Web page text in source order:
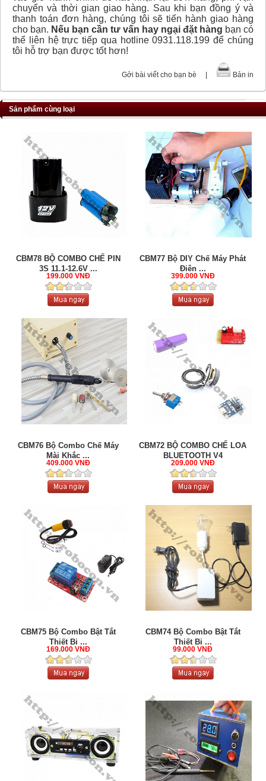
chuyển và thời gian giao hàng. Sau khi bạn đồng ý và
thanh toán đơn hàng, chúng tôi sẽ tiến hành giao hàng
cho bạn. Nếu bạn cần tư vấn hay ngại đặt hàng bạn có
thể liên hệ trực tiếp qua hotline 0931.118.199 để chúng
tôi hỗ trợ bạn được tốt hơn!
Gởi bài viết cho bạn bè Bản in
Sản phẩm cùng loại
CBM78 BỘ COMBO CHẾ PIN
3S 11.1-12.6V ...
199.000 VNĐ
CBM77 Bộ DIY Chế Máy Phát
Điện ...
399.000 VNĐ
CBM76 Bộ Combo Chế Máy
Mài Khắc ...
409.000 VNĐ
CBM72 BỘ COMBO CHẾ LOA
BLUETOOTH V4
209.000 VNĐ
CBM75 Bộ Combo Bật Tắt
Thiết Bị ...
169.000 VNĐ
CBM74 Bộ Combo Bật Tắt
Thiết Bị ...
99.000 VNĐ